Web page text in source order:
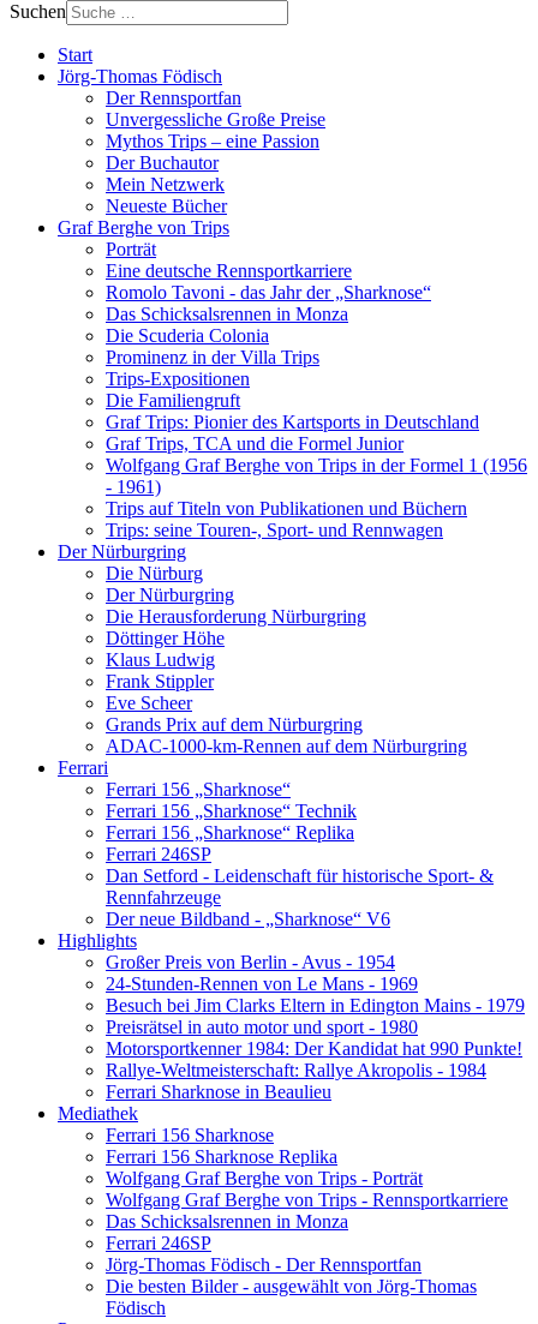
Suchen
Start
Jörg-Thomas Födisch
Der Rennsportfan
Unvergessliche Große Preise
Mythos Trips – eine Passion
Der Buchautor
Mein Netzwerk
Neueste Bücher
Graf Berghe von Trips
Porträt
Eine deutsche Rennsportkarriere
Romolo Tavoni - das Jahr der „Sharknose“
Das Schicksalsrennen in Monza
Die Scuderia Colonia
Prominenz in der Villa Trips
Trips-Expositionen
Die Familiengruft
Graf Trips: Pionier des Kartsports in Deutschland
Graf Trips, TCA und die Formel Junior
Wolfgang Graf Berghe von Trips in der Formel 1 (1956
- 1961)
Trips auf Titeln von Publikationen und Büchern
Trips: seine Touren-, Sport- und Rennwagen
Der Nürburgring
Die Nürburg
Der Nürburgring
Die Herausforderung Nürburgring
Döttinger Höhe
Klaus Ludwig
Frank Stippler
Eve Scheer
Grands Prix auf dem Nürburgring
ADAC-1000-km-Rennen auf dem Nürburgring
Ferrari
Ferrari 156 „Sharknose“
Ferrari 156 „Sharknose“ Technik
Ferrari 156 „Sharknose“ Replika
Ferrari 246SP
Dan Setford - Leidenschaft für historische Sport- &
Rennfahrzeuge
Der neue Bildband - „Sharknose“ V6
Highlights
Großer Preis von Berlin - Avus - 1954
24-Stunden-Rennen von Le Mans - 1969
Besuch bei Jim Clarks Eltern in Edington Mains - 1979
Preisrätsel in auto motor und sport - 1980
Motorsportkenner 1984: Der Kandidat hat 990 Punkte!
Rallye-Weltmeisterschaft: Rallye Akropolis - 1984
Ferrari Sharknose in Beaulieu
Mediathek
Ferrari 156 Sharknose
Ferrari 156 Sharknose Replika
Wolfgang Graf Berghe von Trips - Porträt
Wolfgang Graf Berghe von Trips - Rennsportkarriere
Das Schicksalsrennen in Monza
Ferrari 246SP
Jörg-Thomas Födisch - Der Rennsportfan
Die besten Bilder - ausgewählt von Jörg-Thomas
Födisch